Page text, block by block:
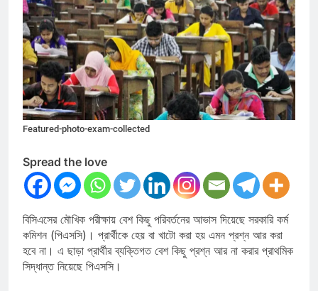
Featured-photo-exam-collected
Spread the love
বিসিএসের মৌখিক পরীক্ষায় বেশ কিছু পরিবর্তনের আভাস দিয়েছে সরকারি কর্ম
কমিশন (পিএসসি)। প্রার্থীকে হেয় বা খাটো করা হয় এমন প্রশ্ন আর করা
হবে না। এ ছাড়া প্রার্থীর ব্যক্তিগত বেশ কিছু প্রশ্ন আর না করার প্রাথমিক
সিদ্ধান্ত নিয়েছে পিএসসি।